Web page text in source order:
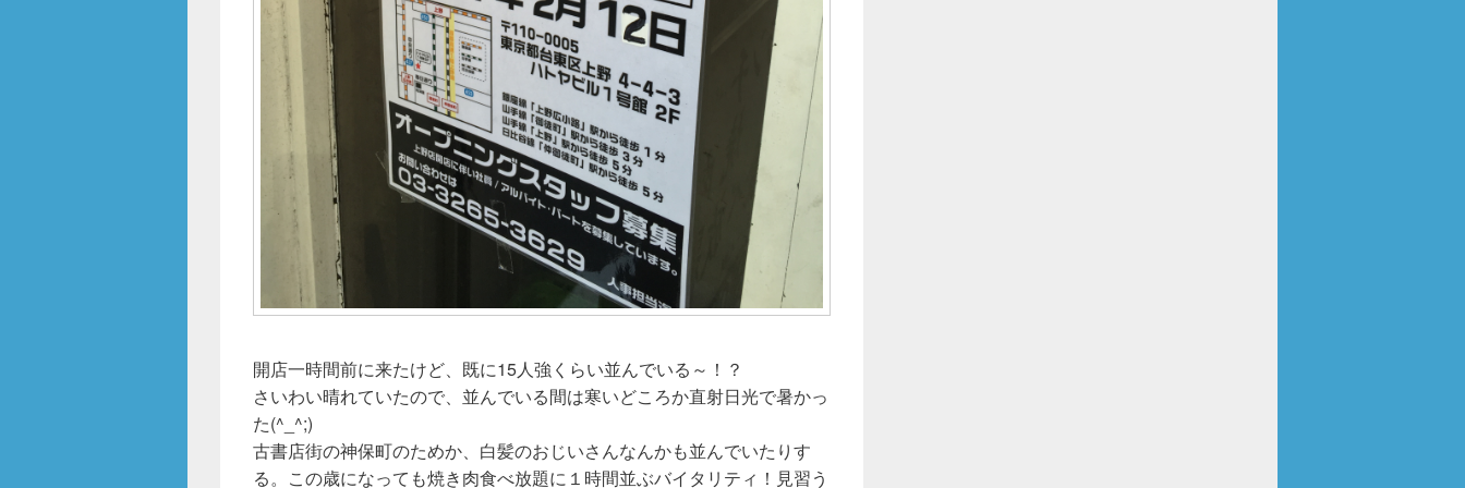
開店一時間前に来たけど、既に15人強くらい並んでいる～！？
さいわい晴れていたので、並んでいる間は寒いどころか直射日光で暑かっ
た(^_^;)
古書店街の神保町のためか、白髪のおじいさんなんかも並んでいたりす
る。この歳になっても焼き肉食べ放題に１時間並ぶバイタリティ！見習う